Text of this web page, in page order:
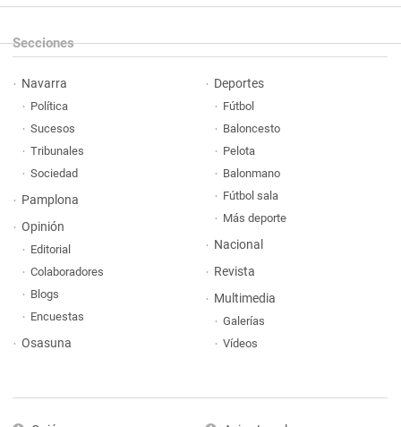
Secciones
Navarra
Política
Sucesos
Tribunales
Sociedad
Pamplona
Opinión
Editorial
Colaboradores
Blogs
Encuestas
Osasuna
Deportes
Fútbol
Baloncesto
Pelota
Balonmano
Fútbol sala
Más deporte
Nacional
Revista
Multimedia
Galerías
Vídeos